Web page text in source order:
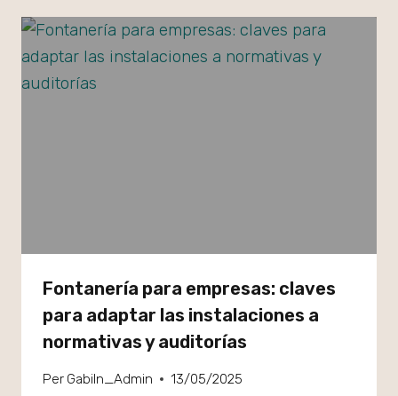
Fontanería para empresas: claves
para adaptar las instalaciones a
normativas y auditorías
Per GabiIn_Admin 13/05/2025